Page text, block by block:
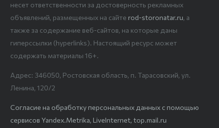
несет ответственности за достоверность рекламных
объявлений, размещенных на сайте rod-storonatar.ru, а
также за содержание веб-сайтов, на которые даны
гиперссылки (hyperlinks). Настоящий ресурс может
содержать материалы 16+.
Адрес: 346050, Ростовская область, п. Тарасовский, ул.
Ленина, 120/2
Согласие на обработку персональных данных с помощью
сервисов Yandex.Metrika, LiveInternet, top.mail.ru